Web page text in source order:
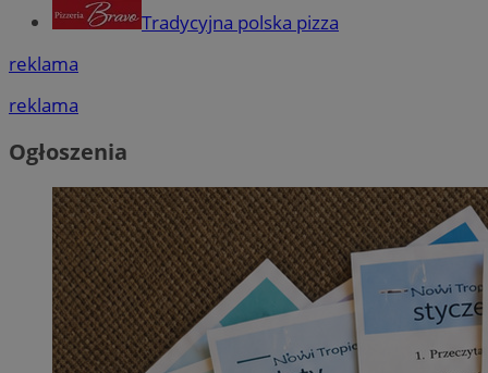
Tradycyjna polska pizza
reklama
reklama
Ogłoszenia